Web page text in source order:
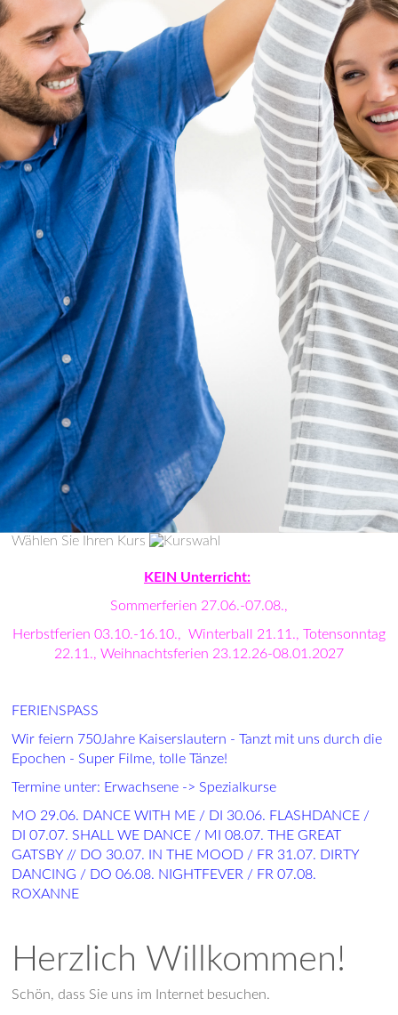
Wählen Sie Ihren Kurs
KEIN Unterricht:
Sommerferien 27.06.-07.08.,
Herbstferien 03.10.-16.10., Winterball 21.11., Totensonntag
22.11., Weihnachtsferien 23.12.26-08.01.2027
FERIENSPASS
Wir feiern 750Jahre Kaiserslautern - Tanzt mit uns durch die
Epochen - Super Filme, tolle Tänze!
Termine unter: Erwachsene -> Spezialkurse
MO 29.06. DANCE WITH ME / DI 30.06. FLASHDANCE /
DI 07.07. SHALL WE DANCE / MI 08.07. THE GREAT
GATSBY // DO 30.07. IN THE MOOD / FR 31.07. DIRTY
DANCING / DO 06.08. NIGHTFEVER / FR 07.08.
ROXANNE
Herzlich Willkommen!
Schön, dass Sie uns im Internet besuchen.